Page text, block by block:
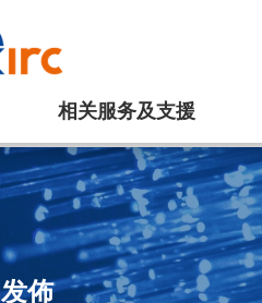
相关服务及支援
佈